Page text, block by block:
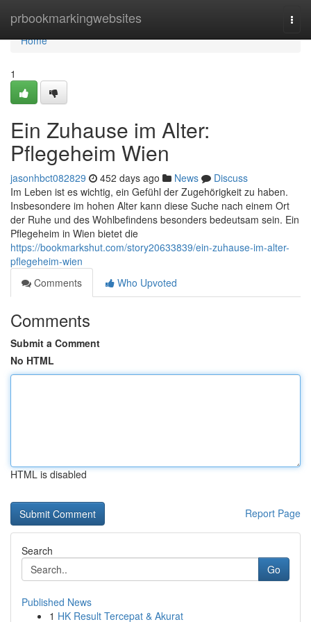
prbookmarkingwebsites
Home
Home
1
Ein Zuhause im Alter:
Pflegeheim Wien
jasonhbct082829 452 days ago News
Discuss
Im Leben ist es wichtig, ein Gefühl der Zugehörigkeit zu haben.
Insbesondere im hohen Alter kann diese Suche nach einem Ort
der Ruhe und des Wohlbefindens besonders bedeutsam sein. Ein
Pflegeheim in Wien bietet die
https://bookmarkshut.com/story20633839/ein-zuhause-im-alter-
pflegeheim-wien
Comments
Who Upvoted
Comments
Submit a Comment
No HTML
HTML is disabled
Report Page
Search
Go
Published News
1 HK Result Tercepat & Akurat